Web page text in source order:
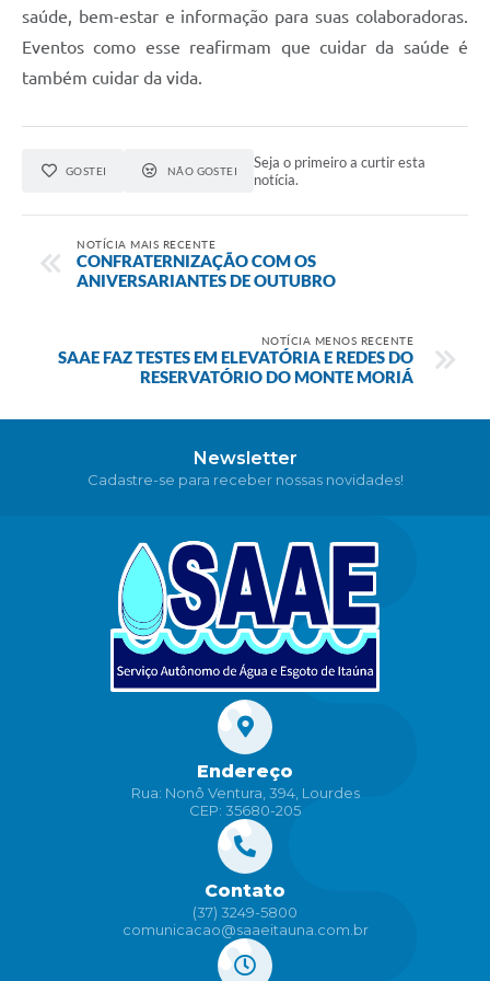
saúde, bem-estar e informação para suas colaboradoras.
Eventos como esse reafirmam que cuidar da saúde é
também cuidar da vida.
GOSTEI NÃO GOSTEI
Seja o primeiro a curtir esta
notícia.
NOTÍCIA MAIS RECENTE
CONFRATERNIZAÇÃO COM OS
ANIVERSARIANTES DE OUTUBRO
NOTÍCIA MENOS RECENTE
SAAE FAZ TESTES EM ELEVATÓRIA E REDES DO
RESERVATÓRIO DO MONTE MORIÁ
Newsletter
Cadastre-se para receber nossas novidades!
Endereço
Rua: Nonô Ventura, 394, Lourdes
CEP: 35680-205
Contato
(37) 3249-5800
comunicacao@saaeitauna.com.br